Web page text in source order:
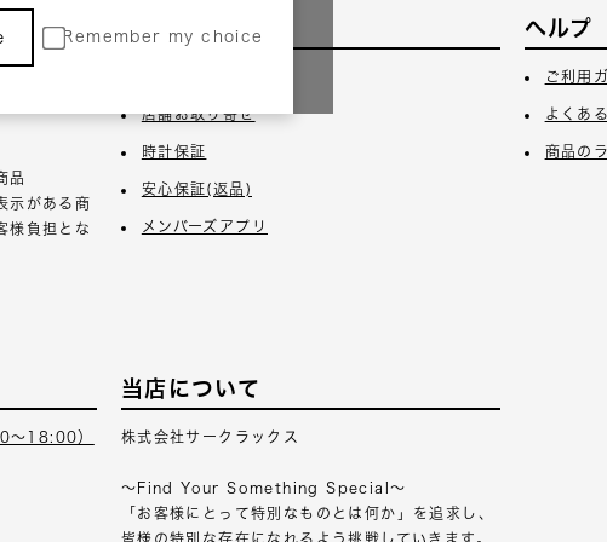
Remember my choice
品
示がある商
様負担とな
サービス
店舗お取り寄せ
時計保証
安心保証(返品)
メンバーズアプリ
ヘルプ
ご利用
よくあ
商品の
～18:00）
当店について
株式会社サークラックス
～Find Your Something Special～
「お客様にとって特別なものとは何か」を追求し、
皆様の特別な存在になれるよう挑戦していきます。